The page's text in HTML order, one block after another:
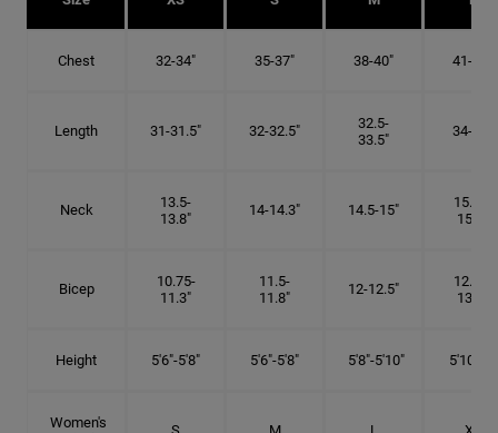
Chest 32-34" 35-37" 38-40" 41-43"
Length 31-31.5" 32-32.5"
32.5-
33.5"
34-35"
Neck
13.5-
13.8"
14-14.3" 14.5-15"
15.25-
15.5"
Bicep
10.75-
11.3"
11.5-
11.8"
12-12.5"
12.75-
13.3"
Height 5'6"-5'8" 5'6"-5'8" 5'8"-5'10" 5'10"- 6'
Women's